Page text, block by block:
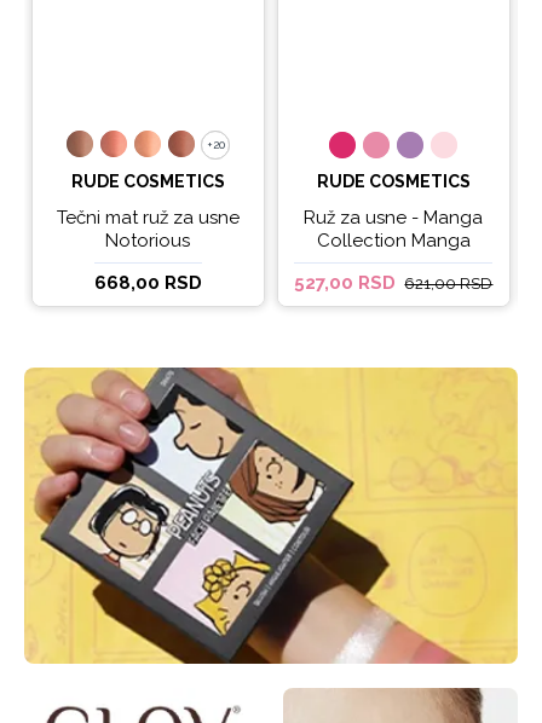
+20
+20
RUDE COSMETICS
Tečni mat ruž za usne
Notorious
668,00 RSD
RUDE COSMETICS
Ruž za usne - Manga
Collection Manga
Sparkle Lip Oil
527,00 RSD 621,00 RSD